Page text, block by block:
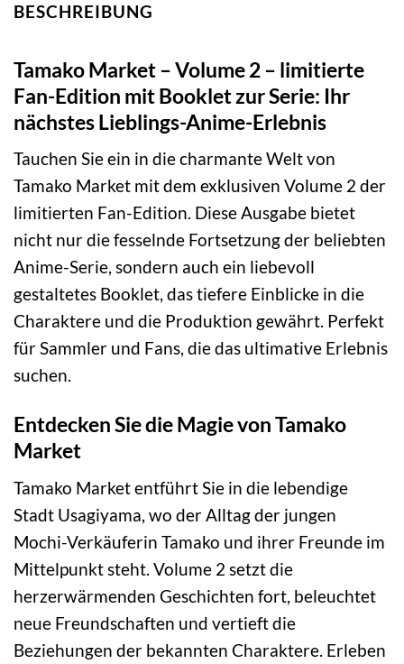
BESCHREIBUNG
Tamako Market – Volume 2 – limitierte
Fan-Edition mit Booklet zur Serie: Ihr
nächstes Lieblings-Anime-Erlebnis
Tauchen Sie ein in die charmante Welt von
Tamako Market mit dem exklusiven Volume 2 der
limitierten Fan-Edition. Diese Ausgabe bietet
nicht nur die fesselnde Fortsetzung der beliebten
Anime-Serie, sondern auch ein liebevoll
gestaltetes Booklet, das tiefere Einblicke in die
Charaktere und die Produktion gewährt. Perfekt
für Sammler und Fans, die das ultimative Erlebnis
suchen.
Entdecken Sie die Magie von Tamako
Market
Tamako Market entführt Sie in die lebendige
Stadt Usagiyama, wo der Alltag der jungen
Mochi-Verkäuferin Tamako und ihrer Freunde im
Mittelpunkt steht. Volume 2 setzt die
herzerwärmenden Geschichten fort, beleuchtet
neue Freundschaften und vertieft die
Beziehungen der bekannten Charaktere. Erleben